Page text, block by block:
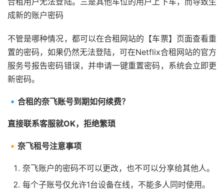
成新的账户密码
不管是哪种情况，都可以在合租网站的【车票】页面查看重
置的密码，如果仍然无法登陆，可在Netflix合租网站的官方
服务号报告密码错误，并申请一键重置密码，系统会立即更
新密码。
🔹合租的奈飞账号到期如何续费？
直接联系客服就OK，拒绝繁琐
🔸奈飞租号注意事项
奈飞账户的密码不可以更改，也不可以分享给其他人。
每个子账号仅允许1台设备在线，不能多人同时使用。